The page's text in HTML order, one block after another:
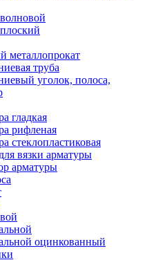
металлопрокат
труба
уголок, полоса,
гладкая
рифленая
стеклопластиковая
вязки арматуры
арматуры
оцинкованный